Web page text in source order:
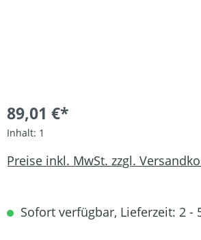
89,01 €*
Inhalt: 1
Preise inkl. MwSt. zzgl.
Sofort verfügbar, Lieferzeit: 2 -